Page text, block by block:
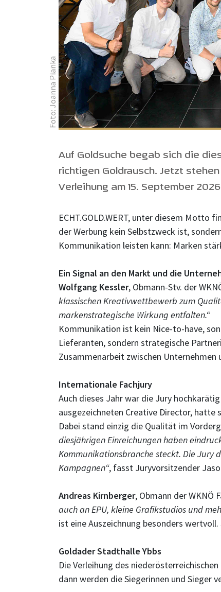
Foto: Joanna Pianka
Auf Goldsuche begab sich die
richtigen Goldrausch. Jetzt
Verleihung am 15. September
ECHT.GOLD.WERT, unter diesem Motto
der Werbung kein Selbstzweck ist,
Kommunikation leisten kann: Marken
Ein Signal an den Markt und die
Wolfgang Kessler, Obmann-Stv. der
klassischen Kreativwettbewerb zum
markenstrategische Wirkung entfalten.“
Kommunikation ist kein Nice-to-have,
Lieferanten, sondern strategische
Zusammenarbeit zwischen Unternehmen
Internationale Fachjury
Auch dieses Jahr war die Jury
ausgezeichneten Creative Director, hatte
Dabei stand einzig die Qualität im
diesjährigen Einreichungen haben
Kommunikationsbranche steckt. Die Jury
Kampagnen“, fasst Juryvorsitzender
Andreas Kirnberger, Obmann der WKNÖ
auch an EPU, kleine Grafikstudios und
ist eine Auszeichnung besonders
Goldader Stadthalle Ybbs
Die Verleihung des
dann werden die Siegerinnen und Sieger